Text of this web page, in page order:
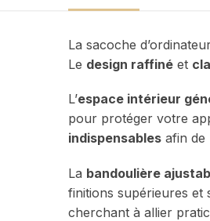
La sacoche
Le design raffiné et
L’espace intérieur
pour protéger votre
indispensables afin de
La bandoulière
finitions supérieures et
cherchant à allier